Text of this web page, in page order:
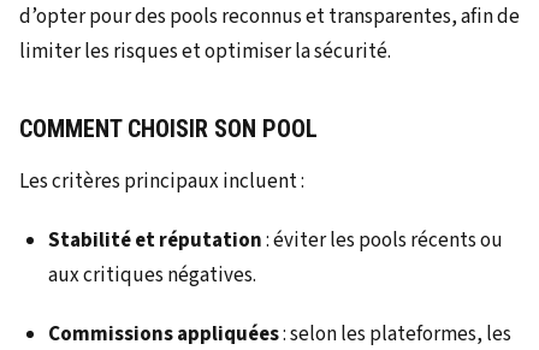
d’opter pour des pools reconnus et transparentes, afin de
limiter les risques et optimiser la sécurité.
COMMENT CHOISIR SON POOL
Les critères principaux incluent :
Stabilité et réputation: éviter les pools récents ou
aux critiques négatives.
Commissions appliquées: selon les plateformes, les